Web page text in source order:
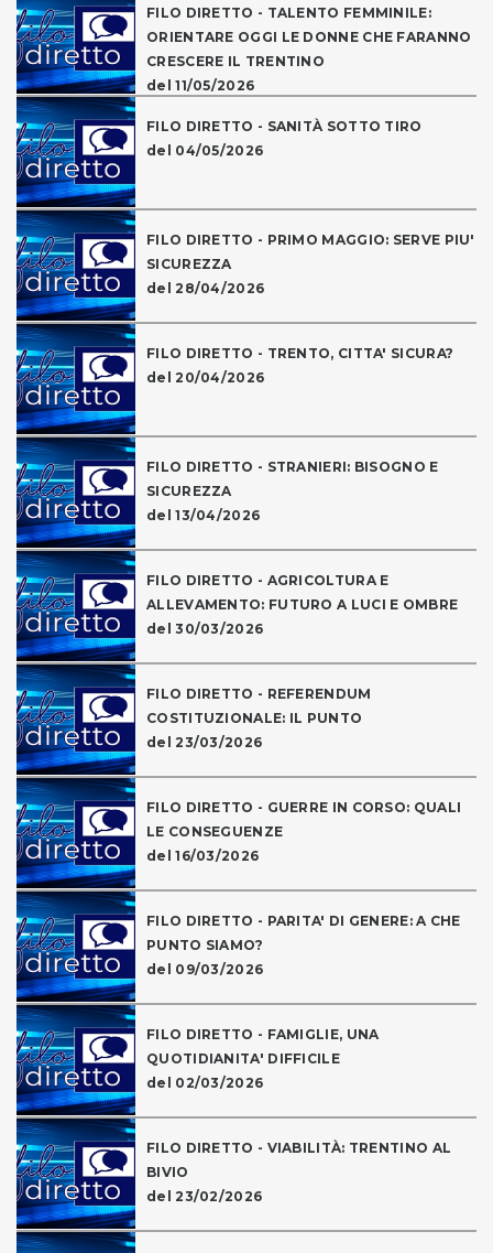
FILO DIRETTO - TALENTO FEMMINILE:
ORIENTARE OGGI LE DONNE CHE FARANNO
CRESCERE IL TRENTINO
del 11/05/2026
FILO DIRETTO - SANITÀ SOTTO TIRO
del 04/05/2026
FILO DIRETTO - PRIMO MAGGIO: SERVE PIU'
SICUREZZA
del 28/04/2026
FILO DIRETTO - TRENTO, CITTA' SICURA?
del 20/04/2026
FILO DIRETTO - STRANIERI: BISOGNO E
SICUREZZA
del 13/04/2026
FILO DIRETTO - AGRICOLTURA E
ALLEVAMENTO: FUTURO A LUCI E OMBRE
del 30/03/2026
FILO DIRETTO - REFERENDUM
COSTITUZIONALE: IL PUNTO
del 23/03/2026
FILO DIRETTO - GUERRE IN CORSO: QUALI
LE CONSEGUENZE
del 16/03/2026
FILO DIRETTO - PARITA' DI GENERE: A CHE
PUNTO SIAMO?
del 09/03/2026
FILO DIRETTO - FAMIGLIE, UNA
QUOTIDIANITA' DIFFICILE
del 02/03/2026
FILO DIRETTO - VIABILITÀ: TRENTINO AL
BIVIO
del 23/02/2026